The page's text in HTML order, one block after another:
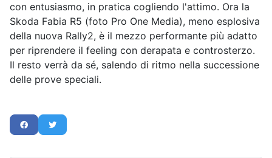
con entusiasmo, in pratica cogliendo l'attimo. Ora la
Skoda Fabia R5 (foto Pro One Media), meno esplosiva
della nuova Rally2, è il mezzo performante più adatto
per riprendere il feeling con derapata e controsterzo.
Il resto verrà da sé, salendo di ritmo nella successione
delle prove speciali.